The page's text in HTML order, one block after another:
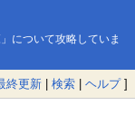
について攻略していま
終更新 | 検索 | ヘルプ]